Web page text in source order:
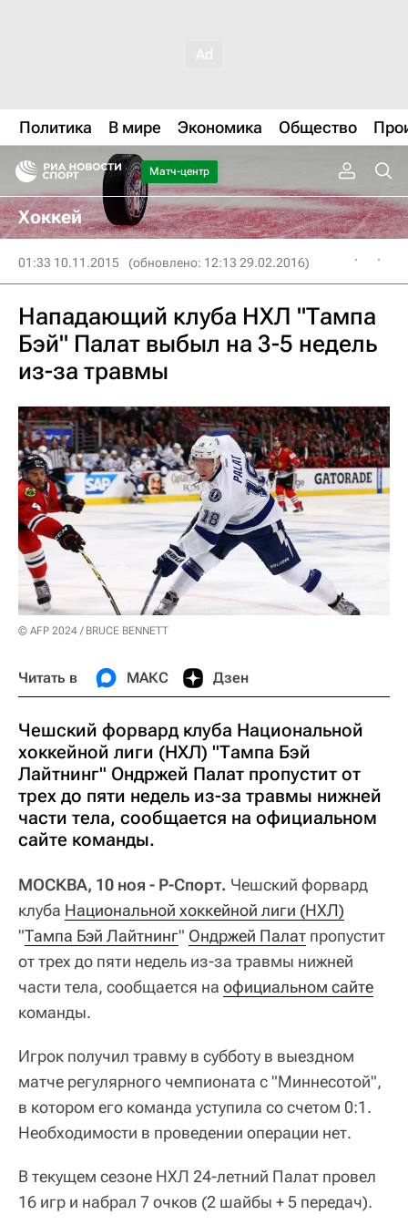
Политика В мире Экономика Общество
Матч-центр
Хоккей
01:33 10.11.2015 (обновлено: 12:13 29.02.2016)
Нападающий клуба НХЛ "Тампа
Бэй" Палат выбыл на 3-5 недель
из-за травмы
© AFP 2024 / BRUCE BENNETT
Читать в МАКС Дзен
Чешский форвард клуба Национальной
хоккейной лиги (НХЛ) "Тампа Бэй
Лайтнинг" Ондржей Палат пропустит от
трех до пяти недель из-за травмы нижней
части тела, сообщается на официальном
сайте команды.
МОСКВА, 10 ноя - Р-Спорт. Чешский форвард
клуба Национальной хоккейной лиги (НХЛ)
"Тампа Бэй Лайтнинг" Ондржей Палат пропустит
от трех до пяти недель из-за травмы нижней
части тела, сообщается на официальном сайте
команды.
Игрок получил травму в субботу в выездном
матче регулярного чемпионата с "Миннесотой",
в котором его команда уступила со счетом 0:1.
Необходимости в проведении операции нет.
В текущем сезоне НХЛ 24-летний Палат провел
16 игр и набрал 7 очков (2 шайбы + 5 передач).